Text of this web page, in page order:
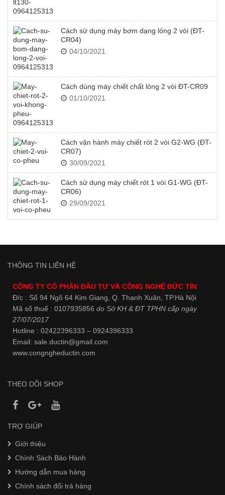
Cách sử dụng máy bơm dạng lỏng 2 vòi (ĐT-
CR04)
04/10/2021
Cách dùng máy chiết chất lỏng 2 vòi ĐT-CR09
01/10/2021
Cách vận hành máy chiết rót 2 vòi G2-WG (ĐT-
CR07)
30/09/2021
Cách sử dụng máy chiết rót 1 vòi G1-WG (ĐT-
CR06)
29/09/2021
THÔNG TIN LIÊN HỆ
CÔNG TY CỔ PHẦN ĐẦU TƯ VÀ CÔNG NGHỆ ĐỨC TÍN
Đ/c : Số 94 Ngõ 64 Kim Giang, Q. Thanh Xuân, TP.Hà Nội
Mã số thuế : 0107935856 do Sở KH & ĐT TPHN cấp ngày
27/07/2017
Hotline : 02422396333 – 0924396333
Email: sale.ductin@gmail.com
www.congngheductin.com
THEO DÕI SHOP
TRỢ GIÚP
Giới thiệu
Chính Sách Bảo Hành
Hướng dẫn mua hàng
Chính sách đổi trả hàng